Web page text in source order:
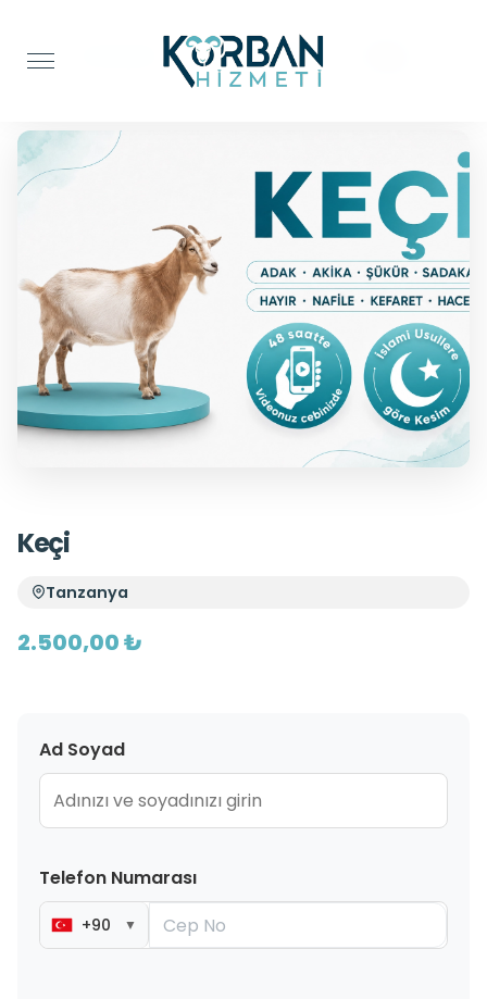
Adak Kurbanı
Keçi
Tanzanya
2.500,00 ₺
Ad Soyad
Telefon Numarası
+90 ▼